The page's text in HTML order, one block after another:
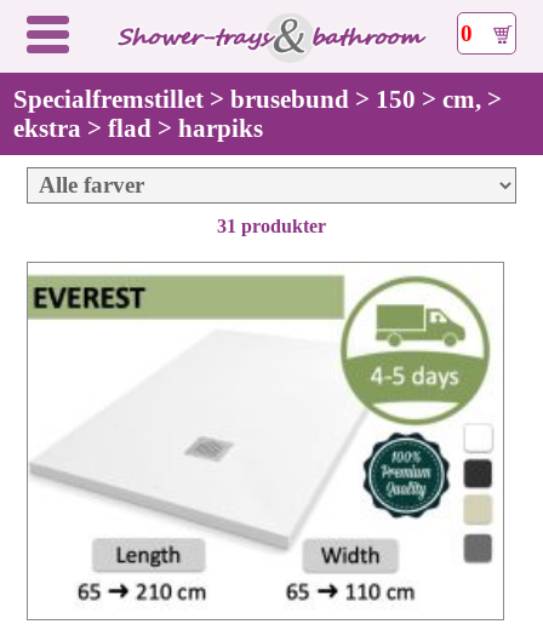
0
Specialfremstillet > brusebund > 150 > cm, >
ekstra > flad > harpiks
31 produkter